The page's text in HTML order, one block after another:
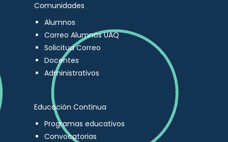
Comunidades
Alumnos
Correo Alumnos UAQ
Solicitud Correo
Docentes
Administrativos
Educación Continua
Programas educativos
Convocatorias